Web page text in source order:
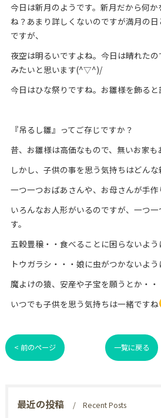
今日は新月のようです。新月だから何
ね？あまり詳しくないのですが満月の
ですが、
夜空は明るいですよね。今日は晴れた
みたいと思います(^▽^)/
今日はひな祭りですね。お雛様を飾ると
『吊るし雛』ってご存じですか？
昔、お雛様は高価なもので、無いお家も
しかし、子供の事を思う気持ちはどんな
一つ一つおばあさんや、お母さんが手作
いろんなお人形がいるのですが、一つ
す。
五穀豊穣・・食べることに困らないよう
トウガラシ・・・娘に虫がつかないよう
魔よけの猿、安産や子宝を願うとか・・
いつでも子供を思う気持ちは一緒ですね
< 前のページ 一覧に戻る
最近の投稿 Recent Posts